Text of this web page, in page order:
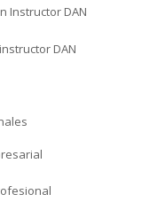
Instructor DAN
DAN